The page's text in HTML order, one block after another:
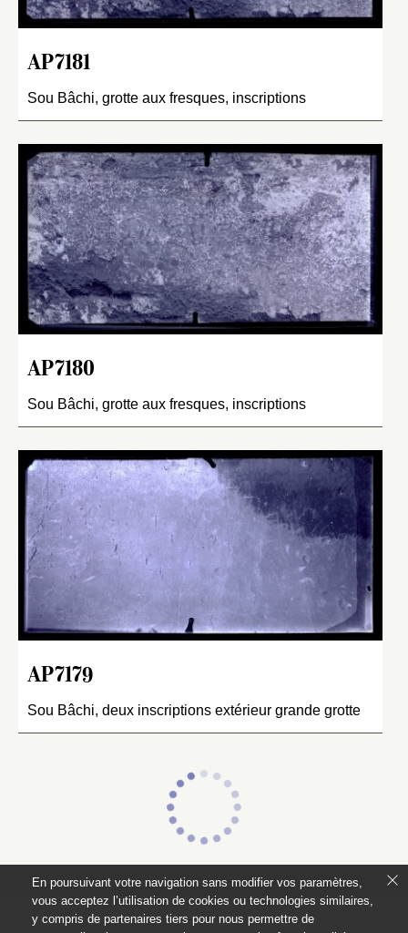
AP7181
Sou Bâchi, grotte aux fresques, inscriptions
AP7180
Sou Bâchi, grotte aux fresques, inscriptions
AP7179
Sou Bâchi, deux inscriptions extérieur grande grotte
En poursuivant votre navigation sans modifier vos paramètres,
vous acceptez l’utilisation de cookies ou technologies similaires,
y compris de partenaires tiers pour nous permettre de